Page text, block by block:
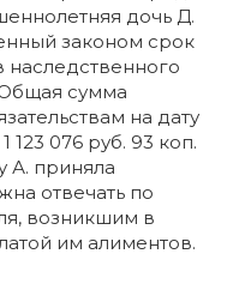
дочь Д.
законом срок
наследственного
сумма
на дату
123 076 руб. 93 коп.
А. приняла
отвечать по
возникшим в
им алиментов.